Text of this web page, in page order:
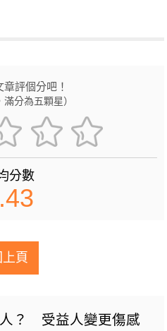
評個分吧！
滿分為五顆星）
分數
上頁
？ 受益人變更傷感